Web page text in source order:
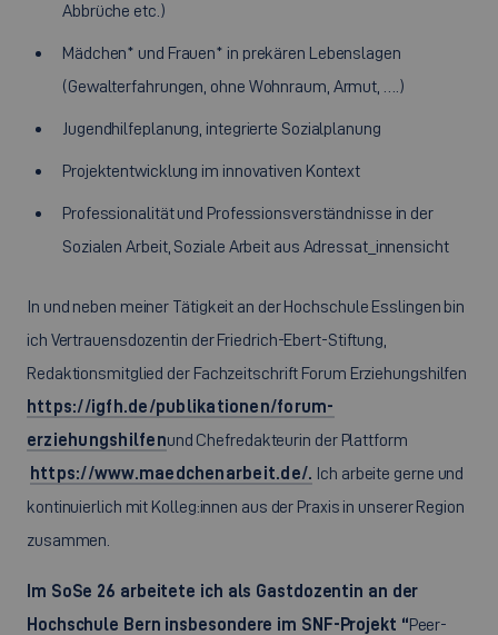
Abbrüche etc.)
Mädchen* und Frauen* in prekären Lebenslagen
(Gewalterfahrungen, ohne Wohnraum, Armut, ….)
Jugendhilfeplanung, integrierte Sozialplanung
Projektentwicklung im innovativen Kontext
Professionalität und Professionsverständnisse in der
Sozialen Arbeit, Soziale Arbeit aus Adressat_innensicht
In und neben meiner Tätigkeit an der Hochschule Esslingen bin
ich Vertrauensdozentin der Friedrich-Ebert-Stiftung,
Redaktionsmitglied der Fachzeitschrift Forum Erziehungshilfen
https://igfh.de/publikationen/forum-
erziehungshilfenund Chefredakteurin der Plattform
https://www.maedchenarbeit.de/. Ich arbeite gerne und
kontinuierlich mit Kolleg:innen aus der Praxis in unserer Region
zusammen.
Im SoSe 26 arbeitete ich als Gastdozentin an der
Hochschule Bern insbesondere im SNF-Projekt “Peer-